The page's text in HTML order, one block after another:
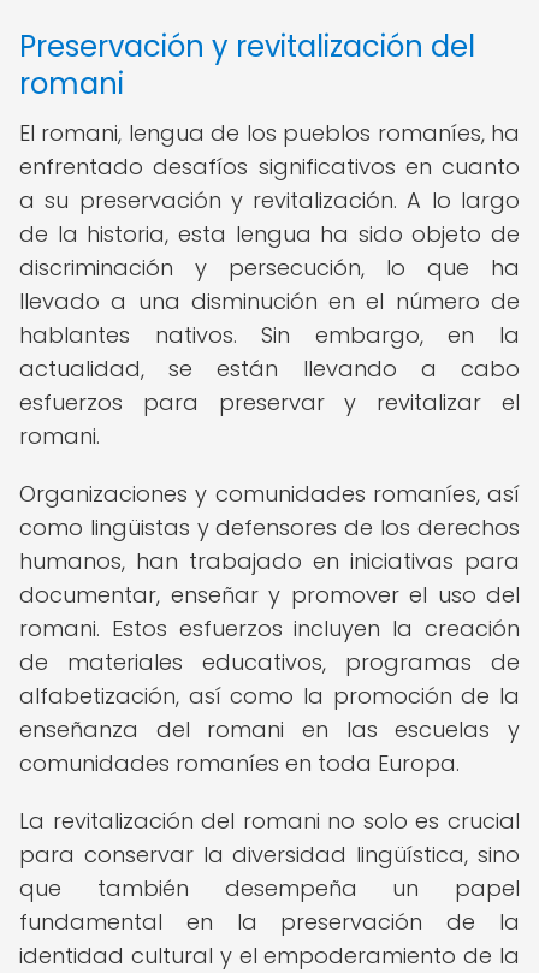
Preservación y revitalización del
romani
El romani, lengua de los pueblos romaníes, ha
enfrentado desafíos significativos en cuanto
a su preservación y revitalización. A lo largo
de la historia, esta lengua ha sido objeto de
discriminación y persecución, lo que ha
llevado a una disminución en el número de
hablantes nativos. Sin embargo, en la
actualidad, se están llevando a cabo
esfuerzos para preservar y revitalizar el
romani.
Organizaciones y comunidades romaníes, así
como lingüistas y defensores de los derechos
humanos, han trabajado en iniciativas para
documentar, enseñar y promover el uso del
romani. Estos esfuerzos incluyen la creación
de materiales educativos, programas de
alfabetización, así como la promoción de la
enseñanza del romani en las escuelas y
comunidades romaníes en toda Europa.
La revitalización del romani no solo es crucial
para conservar la diversidad lingüística, sino
que también desempeña un papel
fundamental en la preservación de la
identidad cultural y el empoderamiento de la